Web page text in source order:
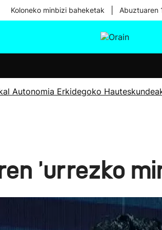
Koloneko minbizi baheketak Abuztuaren
Autonomia Erkidegoko
'urrezko